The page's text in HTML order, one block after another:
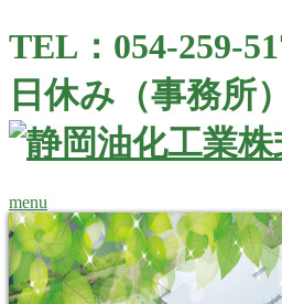
TEL：054-259-
日休み（事務所）
menu